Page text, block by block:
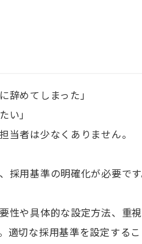
辞めてしまった」
い」
当者は少なくありません。
採用基準の明確化が必要です
性や具体的な設定方法、重
適切な採用基準を設定する